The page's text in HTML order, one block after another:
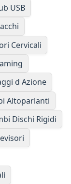
USB
Cervicali
d Azione
Altoparlanti
Dischi Rigidi